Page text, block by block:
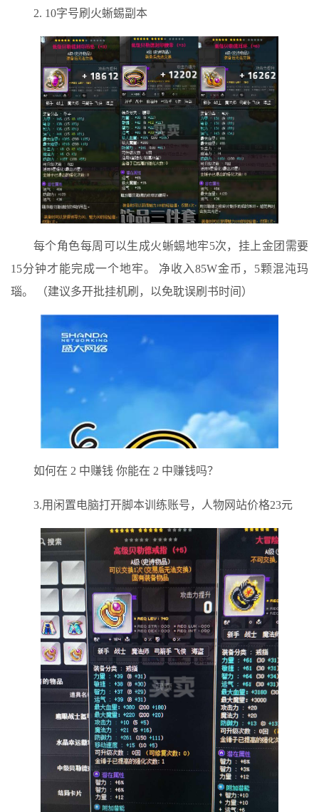
2. 10字号刷火蜥蜴副本
每个角色每周可以生成火蜥蜴地牢5次，挂上金团需要
15分钟才能完成一个地牢。 净收入85W金币，5颗混沌玛
瑙。 （建议多开批挂机刷，以免耽误刷书时间）
如何在 2 中赚钱 你能在 2 中赚钱吗？
3.用闲置电脑打开脚本训练账号，人物网站价格23元